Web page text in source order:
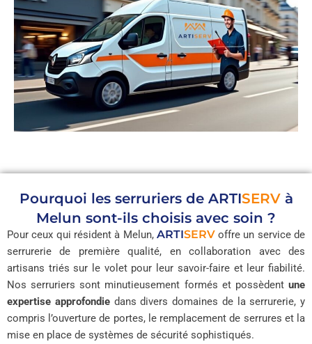
Pourquoi les serruriers de ARTISERVà
Melun sont-ils choisis avec soin ?
Pour ceux qui résident à Melun, ARTISERVoffre un service de
serrurerie de première qualité, en collaboration avec des
artisans triés sur le volet pour leur savoir-faire et leur fiabilité.
Nos serruriers sont minutieusement formés et possèdent une
expertise approfondiedans divers domaines de la serrurerie, y
compris l’ouverture de portes, le remplacement de serrures et la
mise en place de systèmes de sécurité sophistiqués.